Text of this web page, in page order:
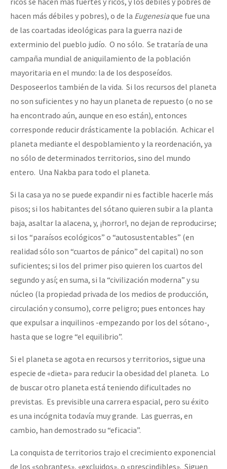
hacen más débiles y pobres), o de la Eugenesiaque fue una
de las coartadas ideológicas para la guerra nazi de
exterminio del pueblo judío. O no sólo. Se trataría de una
campaña mundial de aniquilamiento de la población
mayoritaria en el mundo: la de los desposeídos.
Desposeerlos también de la vida. Si los recursos del planeta
no son suficientes y no hay un planeta de repuesto (o no se
ha encontrado aún, aunque en eso están), entonces
corresponde reducir drásticamente la población. Achicar el
planeta mediante el despoblamiento y la reordenación, ya
no sólo de determinados territorios, sino del mundo
entero. Una Nakba para todo el planeta.
Si la casa ya no se puede expandir ni es factible hacerle más
pisos; si los habitantes del sótano quieren subir a la planta
baja, asaltar la alacena, y, ¡horror!, no dejan de reproducirse;
si los “paraísos ecológicos” o “autosustentables” (en
realidad sólo son “cuartos de pánico” del capital) no son
suficientes; si los del primer piso quieren los cuartos del
segundo y así; en suma, si la “civilización moderna” y su
núcleo (la propiedad privada de los medios de producción,
circulación y consumo), corre peligro; pues entonces hay
que expulsar a inquilinos -empezando por los del sótano-,
hasta que se logre “el equilibrio”.
Si el planeta se agota en recursos y territorios, sigue una
especie de «dieta» para reducir la obesidad del planeta. Lo
de buscar otro planeta está teniendo dificultades no
previstas. Es previsible una carrera espacial, pero su éxito
es una incógnita todavía muy grande. Las guerras, en
cambio, han demostrado su “eficacia”.
La conquista de territorios trajo el crecimiento exponencial
de los «sobrantes», «excluidos», o «prescindibles». Siguen